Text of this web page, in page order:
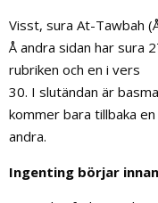
Visst, sura At-Tawbah
Å andra sidan har sura
rubriken och en i vers
30. I slutändan är
kommer bara tillbaka
andra.
Ingenting börjar